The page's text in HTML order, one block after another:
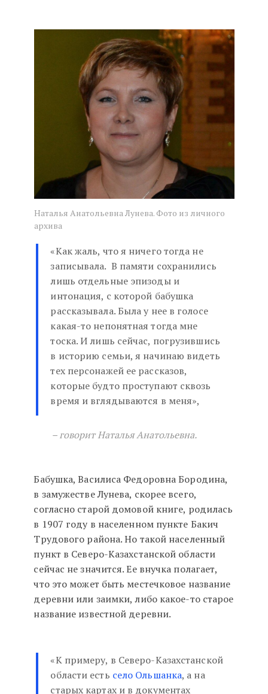
Наталья Анатольевна Лунева. Фото из личного
архива
«Как жаль, что я ничего тогда не
записывала. В памяти сохранились
лишь отдельные эпизоды и
интонация, с которой бабушка
рассказывала. Была у нее в голосе
какая-то непонятная тогда мне
тоска. И лишь сейчас, погрузившись
в историю семьи, я начинаю видеть
тех персонажей ее рассказов,
которые будто проступают сквозь
время и вглядываются в меня»,
– говорит Наталья Анатольевна.
Бабушка, Василиса Федоровна Бородина,
в замужестве Лунева, скорее всего,
согласно старой домовой книге, родилась
в 1907 году в населенном пункте Бакич
Трудового района. Но такой населенный
пункт в Северо-Казахстанской области
сейчас не значится. Ее внучка полагает,
что это может быть местечковое название
деревни или заимки, либо какое-то старое
название известной деревни.
«К примеру, в Северо-Казахстанской
области есть село Ольшанка, а на
старых картах и в документах